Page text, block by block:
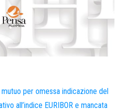
per omessa indicazione del
all’indice EURIBOR e mancata